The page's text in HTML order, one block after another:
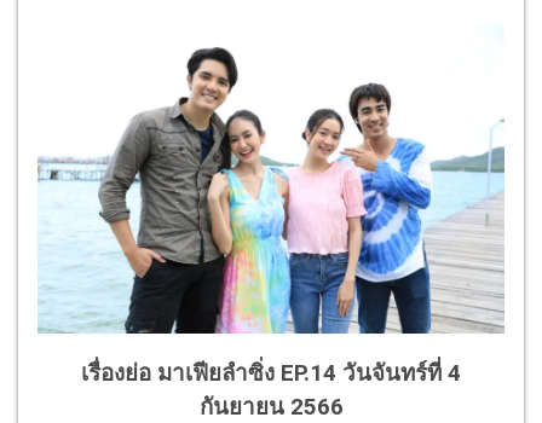
เรื่องย่อ มาเฟียลำซิ่ง EP.14 วันจันทร์ที่ 4
กันยายน 2566